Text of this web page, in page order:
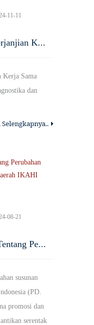
11-11
K...
Kerja Sama
dan
Selengkapnya..
08-21
Pe...
susunan
(PD.
promosi dan
serentak